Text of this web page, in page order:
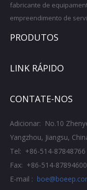
fabricante de
empreendimento de
PRODUTOS
LINK RÁPIDO
CONTATE-NOS
Adicionar: No.10
Yangzhou, Jiangsu,
Tel: +86-514-87848766
Fax: +86-514-87894600
E-mail :